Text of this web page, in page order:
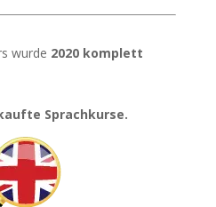
wurde 2020 komplett
Sprachkurse.